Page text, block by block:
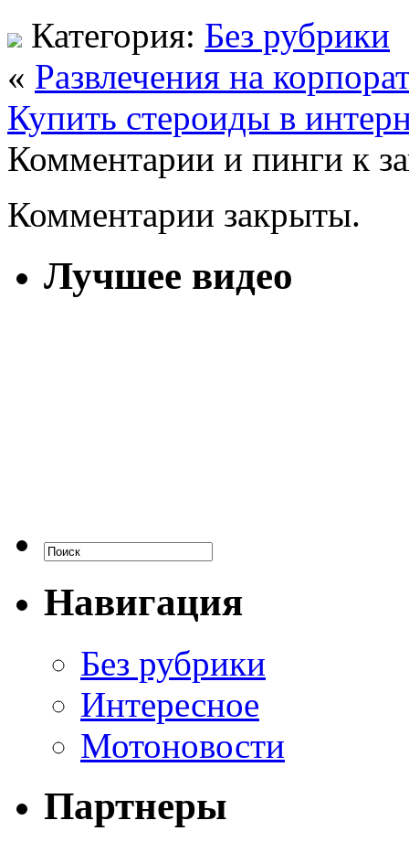
Категория: Без рубрики
« Развлечения на
Купить стероиды в
Комментарии и пинги к
Комментарии закрыты.
Лучшее видео
Навигация
Без рубрики
Интересное
Мотоновости
Партнеры